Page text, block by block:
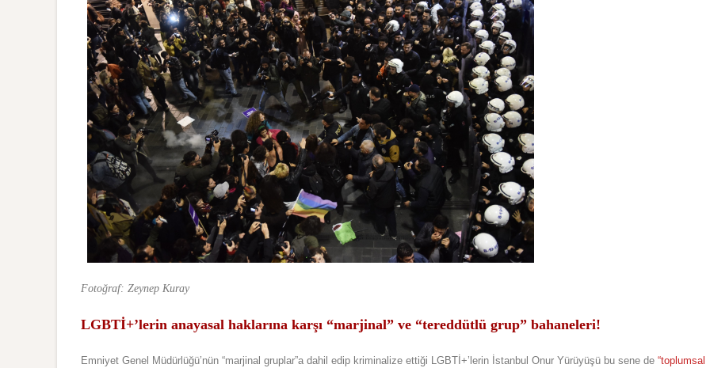
Fotoğraf: Zeynep Kuray
LGBTİ+’lerin anayasal haklarına karşı “marjinal” ve “tereddütlü grup” bahaneleri!
Emniyet Genel Müdürlüğü’nün “marjinal gruplar”a dahil edip kriminalize ettiği LGBTİ+’lerin İstanbul Onur Yürüyüşü bu sene de “toplumsal